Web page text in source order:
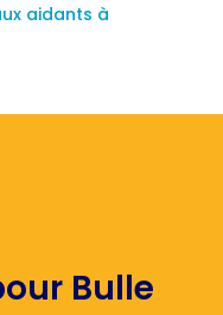
aidants à
Bulle